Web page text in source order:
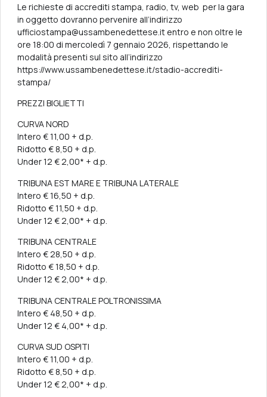
Le richieste di accrediti stampa, radio, tv, web per la gara
in oggetto dovranno pervenire all’indirizzo
ufficiostampa@ussambenedettese.it entro e non oltre le
ore 18:00 di mercoledì 7 gennaio 2026, rispettando le
modalità presenti sul sito all’indirizzo
https://www.ussambenedettese.it/stadio-accrediti-
stampa/
PREZZI BIGLIETTI
CURVA NORD
Intero € 11,00 + d.p.
Ridotto € 8,50 + d.p.
Under 12 € 2,00* + d.p.
TRIBUNA EST MARE E TRIBUNA LATERALE
Intero € 16,50 + d.p.
Ridotto € 11,50 + d.p.
Under 12 € 2,00* + d.p.
TRIBUNA CENTRALE
Intero € 28,50 + d.p.
Ridotto € 18,50 + d.p.
Under 12 € 2,00* + d.p.
TRIBUNA CENTRALE POLTRONISSIMA
Intero € 48,50 + d.p.
Under 12 € 4,00* + d.p.
CURVA SUD OSPITI
Intero € 11,00 + d.p.
Ridotto € 8,50 + d.p.
Under 12 € 2,00* + d.p.